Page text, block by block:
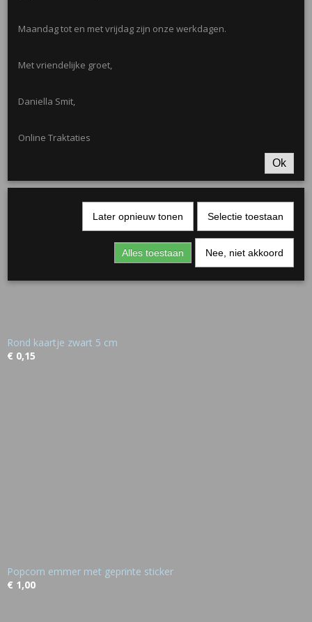
Rond kaartje zwart 5 cm
€ 0,15
Popcorn emmer met geprinte sticker
€ 1,00
Maandag tot en met vrijdag zijn onze werkdagen.
Met vriendelijke groet,
Daniella Smit,
Online Traktaties
Ok
Later opnieuw tonen Selectie toestaan
Alles toestaan Nee, niet akkoord